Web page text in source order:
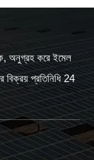
অনুগ্রহ করে ইমেল
বিক্রয় প্রতিনিধি 24